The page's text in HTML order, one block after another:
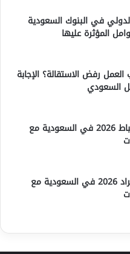
في البنوك السعودية
رفض الاستقالة؟ الإجابة
السعودي
سلم رواتب الضباط 2026 في السعودية مع
سلم رواتب الافراد 2026 في السعودية مع